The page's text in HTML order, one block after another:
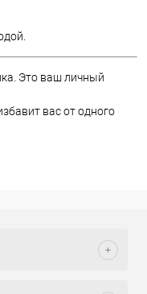
Это ваш личный
вас от одного